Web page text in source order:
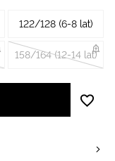
122/128 (6-8 lat)
158/164 (12-14 lat)